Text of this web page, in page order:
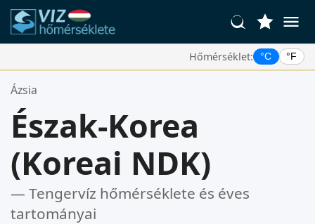
Hőmérséklet: °C °F
Kedvenc Helyszínei:
Ázsia
Észak-Korea
(Koreai NDK)
— Tengervíz hőmérséklete és éves
tartományai